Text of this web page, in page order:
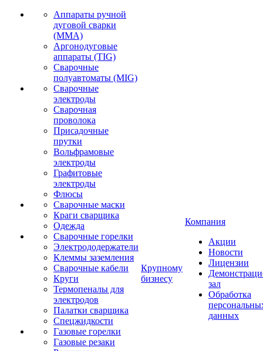
Аппараты ручной
дуговой сварки
(MMA)
Аргонодуговые
аппараты (TIG)
Сварочные
полуавтоматы (MIG)
Сварочные
электроды
Сварочная
проволока
Присадочные
прутки
Вольфрамовые
электроды
Графитовые
электроды
Флюсы
Сварочные маски
Краги сварщика
Одежда
Сварочные горелки
Электрододержатели
Клеммы заземления
Сварочные кабели
Круги
Термопеналы для
электродов
Палатки сварщика
Спецжидкости
Газовые горелки
Газовые резаки
Крупному
бизнесу
Компания
Акции
Новости
Лицензии
зал
Обработка
данных